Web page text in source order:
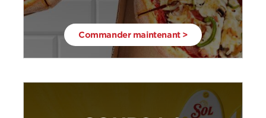
Commander maintenant >